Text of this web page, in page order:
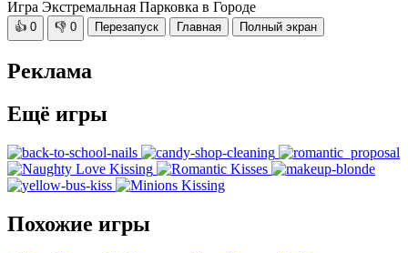
Игра Экстремальная Парковка в Городе
👍 0 👎 0 Перезапуск Главная Полный экран
Реклама
Ещё игры
Похожие игры